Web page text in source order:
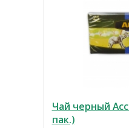
Чай черный
пак.)